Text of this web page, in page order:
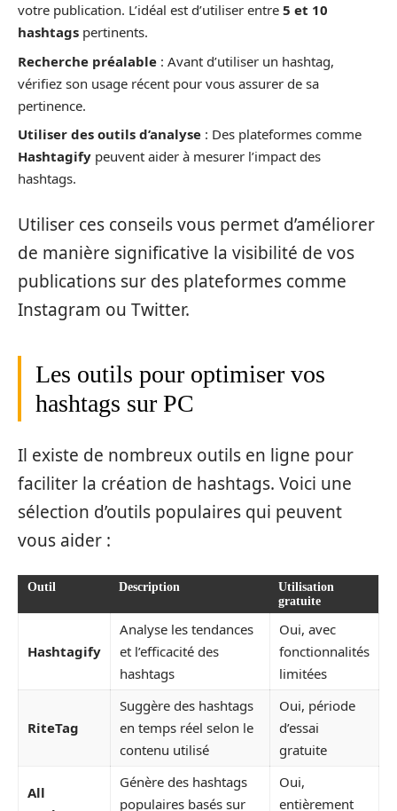
votre publication. L’idéal est d’utiliser entre 5 et 10
hashtags pertinents.
Recherche préalable : Avant d’utiliser un hashtag,
vérifiez son usage récent pour vous assurer de sa
pertinence.
Utiliser des outils d’analyse : Des plateformes comme
Hashtagify peuvent aider à mesurer l’impact des
hashtags.
Utiliser ces conseils vous permet d’améliorer
de manière significative la visibilité de vos
publications sur des plateformes comme
Instagram ou Twitter.
Les outils pour optimiser vos
hashtags sur PC
Il existe de nombreux outils en ligne pour
faciliter la création de hashtags. Voici une
sélection d’outils populaires qui peuvent
vous aider :
Outil Description
Utilisation
gratuite
Hashtagify
Analyse les tendances
et l’efficacité des
hashtags
Oui, avec
fonctionnalités
limitées
RiteTag
Suggère des hashtags
en temps réel selon le
contenu utilisé
Oui, période
d’essai
gratuite
All
Génère des hashtags
populaires basés sur
Oui,
entièrement